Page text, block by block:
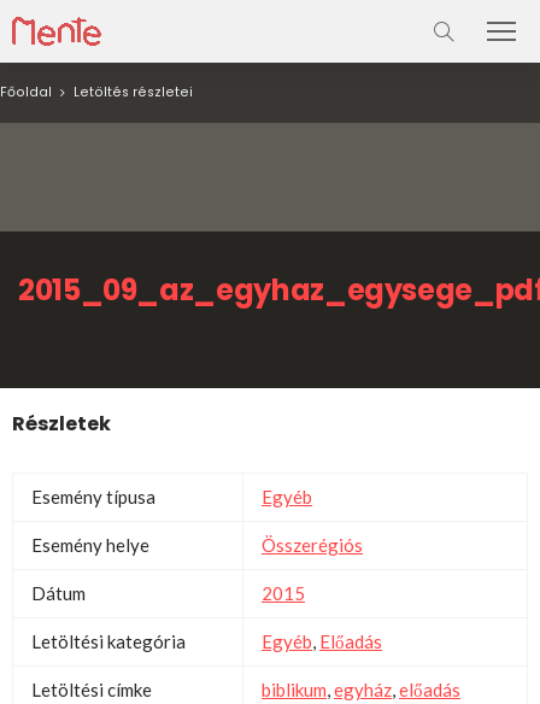
Főoldal Letöltés részletei
Részletek
Esemény típusa Egyéb
Esemény helye Összerégiós
Dátum 2015
Letöltési kategória Egyéb, Előadás
Letöltési címke biblikum,egyház,előadás